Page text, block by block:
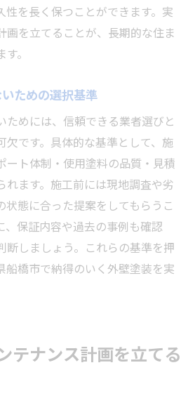
性を長く保つことができます。実
画を立てることが、長期的な住ま
。
ための選択基準
ためには、信頼できる業者選びと
欠です。具体的な基準として、施
ート体制・使用塗料の品質・見積
れます。施工前には現地調査や劣
状態に合った提案をしてもらうこ
、保証内容や過去の事例も確認
断しましょう。これらの基準を押
船橋市で納得のいく外壁塗装を実
テナンス計画を立てる